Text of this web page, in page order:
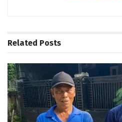
Related Posts